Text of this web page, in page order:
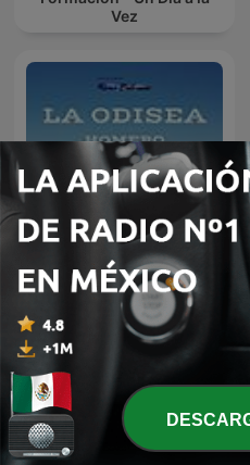
Vez
Audiolibro La Odisea |
Homero